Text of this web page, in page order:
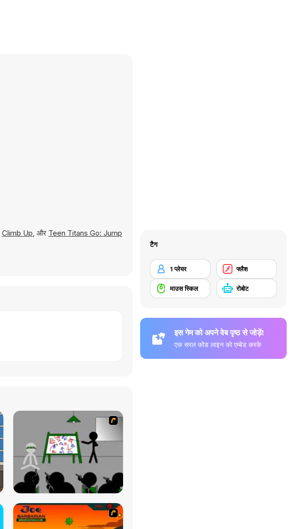
Climb Up, और Teen Titans Go: Jump
टैग
1 प्लेयर फ्लैश
माउस स्किल रोबोट
इस गेम को अपने वेब पृष्ठ से जोड़ें!
एक सरल कोड लाइन को एम्बेड करके